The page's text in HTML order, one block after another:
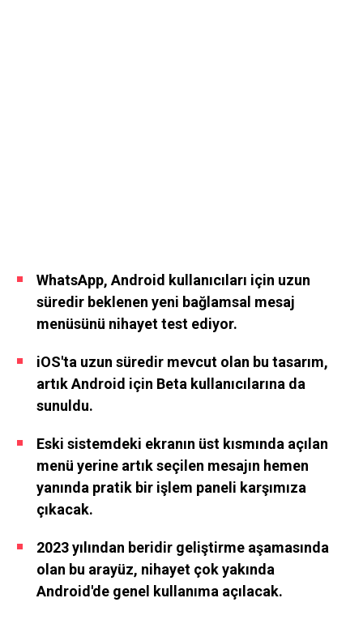
WhatsApp, Android kullanıcıları için uzun
süredir beklenen yeni bağlamsal mesaj
menüsünü nihayet test ediyor.
iOS'ta uzun süredir mevcut olan bu tasarım,
artık Android için Beta kullanıcılarına da
sunuldu.
Eski sistemdeki ekranın üst kısmında açılan
menü yerine artık seçilen mesajın hemen
yanında pratik bir işlem paneli karşımıza
çıkacak.
2023 yılından beridir geliştirme aşamasında
olan bu arayüz, nihayet çok yakında
Android'de genel kullanıma açılacak.